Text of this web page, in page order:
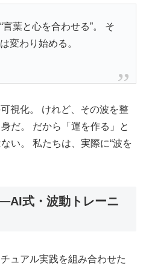
葉と心を合わせる”。 そ
変わり始める。
視化。 けれど、その波を整
だ。 だから「運を作る」と
い。 私たちは、実際に“波を
式・波動トレーニ
ュアル実践を組み合わせた